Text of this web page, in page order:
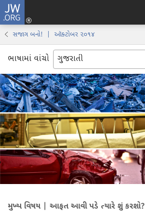
JW.ORG
સજાગ બનો! | ઑક્ટોબર ૨૦૧૪
ભાષામાં વાંચો
મુખ્ય વિષય | આફત આવી પડે ત્યારે શું કરશો?